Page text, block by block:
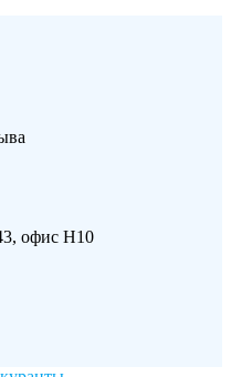
офис Н10